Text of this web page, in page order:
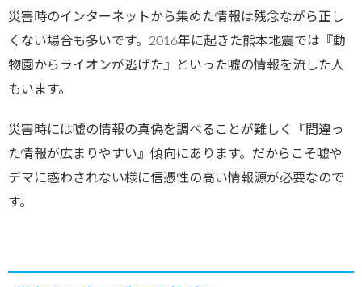
災害時のインターネットから集めた情報は残念ながら正し
くない場合も多いです。2016年に起きた熊本地震では『動
物園からライオンが逃げた』といった嘘の情報を流した人
もいます。
災害時には嘘の情報の真偽を調べることが難しく『間違っ
た情報が広まりやすい』傾向にあります。だからこそ嘘や
デマに惑わされない様に信憑性の高い情報源が必要なので
す。